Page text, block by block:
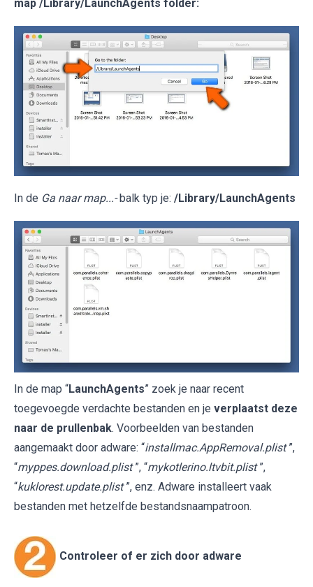
map /Library/LaunchAgents folder:
In de Ga naar map...- balk typ je: /Library/LaunchAgents
In de map “LaunchAgents” zoek je naar recent
toegevoegde verdachte bestanden en je verplaatst deze
naar de prullenbak. Voorbeelden van bestanden
aangemaakt door adware: “installmac.AppRemoval.plist ”,
“myppes.download.plist ”, “mykotlerino.ltvbit.plist ”,
“kuklorest.update.plist ”, enz. Adware installeert vaak
bestanden met hetzelfde bestandsnaampatroon.
Controleer of er zich door adware